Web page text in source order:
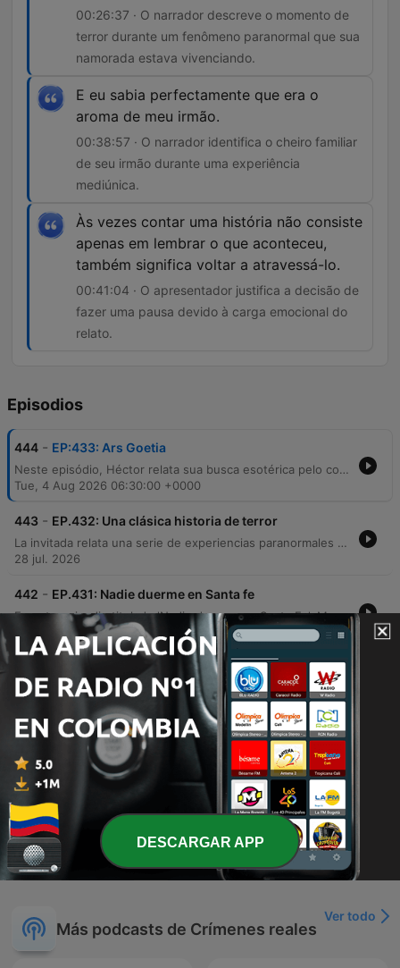
00:26:37 · O narrador descreve o momento de
terror durante um fenômeno paranormal que sua
namorada estava vivenciando.
E eu sabia perfectamente que era o
aroma de meu irmão.
00:38:57 · O narrador identifica o cheiro familiar
de seu irmão durante uma experiência
mediúnica.
Às vezes contar uma história não consiste
apenas em lembrar o que aconteceu,
também significa voltar a atravessá-lo.
00:41:04 · O apresentador justifica a decisão de
fazer uma pausa devido à carga emocional do
relato.
Episodios
444 - EP:433: Ars Goetia
Neste episódio, Héctor relata sua busca esotérica pelo contato com o irmão falecido através do estudo da Ars Goetia e rituais de invocação. Ele descreve experiências sobrenaturais intensas, incluindo fenômenos paranormais que afetaram sua namorada e um reencontro sensorial com o aroma de seu irmão durante uma meditação. A narrativa culmina em um momento de tensão ao ouvir batidas misteriosas em sua porta, levando os apresentadores a interromper o relato para respeitar a carga emocional do convidado.
Tue, 4 Aug 2026 06:30:00 +0000
443 - EP.432: Una clásica historia de terror
La invitada relata una serie de experiencias paranormales vividas en una casa de fin de semana en Guacalera, Jujuy, que abarcan desde su infancia hasta la edad adulta. Describe sucesos inexplicables como presencias oscuras, ruidos y fenómenos con el agua, culminando en un episodio de terror donde una amiga sufre un ataque físico por parte de una entidad. Tras enfrentar situaciones de aislamiento y agresiones físicas, la narradora relata cómo decidió confrontar a la entidad, a la que identifica como Mohamed, para establecer una convivencia pacífica. El episodio también explora otras historias sobrenaturales del norte de Jujuy y reflexiona sobre el aprendizaje de gestionar la sensibilidad espiritual.
28 jul. 2026
442 - EP.431: Nadie duerme en Santa fe
En este episodio titulado 'Nadie duerme en Santa Fe', Martín Echevarría presenta los relatos de Emilia y Maya sobre experiencias paranormales. Emilia comparte sucesos inquietantes ocurridos en su pueblo natal, Ceres, relacionados con presencias extrañas y encuentros tras el fallecimiento de sus abuelos. Por su parte, Maya relata sucesos inexplicables vividos en Santa Fe, incluyendo presencias visuales, ataques físicos y una visita a una curandera. El episodio explora también episodios de parálisis del sueño, lesiones físicas inexplicables y la presencia de acompañantes espirituales.
21 jul. 2026
EP.430: El diablo vestido de niña
Neste episódio, Martim Echevarria apresenta o relato de Joaquina sobre experiências paranormais em sua casa na Argentina, detalhando manifestações como figuras misteriosas e objetos com comportamentos inexplicáveis. A narrativa explora também presenças de entidades infantis, alterações na realidade física e fenômenos que afetaram seus familiares. A discussão aborda a natureza do medo e as dificuldades de compreender fenômenos que não possuem uma explicação lógica, encerrando com uma reflexão sobre como o desconhecido pode se manifestar de formas inesperadas.
440 - EP.429: Los malditos Figueroa
Rosa relata la historia de su familia en Argentina, marcada por una supuesta maldición derivada de las acciones de su abuelo, quien profanó un cementerio para construir su riqueza. La narración describe sucesos paranormales, muertes trágicas y la herencia de capacidades psíquicas que Rosa ha experimentado desde su infancia. La conversación profundiza en experiencias paranormales de su niñez, incluyendo el encuentro con un niño fallecido y un ataque físico por parte de una presencia oscura. El episodio concluye con la revelación de que Rosa es médium y una reflexión sobre la carga de estas experiencias generacionales.
Tue, 7 Jul 2026 06:30:00 +0000
Mostrar más episodios
Más podcasts de Crímenes reales
Ver todo
DESCARGAR APP